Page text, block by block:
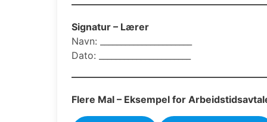
Signatur – Lærer
Navn: ______________________
Dato: ______________________
Flere Mal – Eksempel for